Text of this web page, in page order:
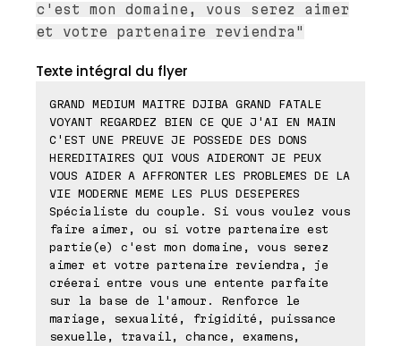
c'est mon domaine, vous serez aimer
et votre partenaire reviendra"
Texte intégral du flyer
GRAND MEDIUM MAITRE DJIBA GRAND FATALE
VOYANT REGARDEZ BIEN CE QUE J'AI EN MAIN
C'EST UNE PREUVE JE POSSEDE DES DONS
HEREDITAIRES QUI VOUS AIDERONT JE PEUX
VOUS AIDER A AFFRONTER LES PROBLEMES DE LA
VIE MODERNE MEME LES PLUS DESEPERES
Spécialiste du couple. Si vous voulez vous
faire aimer, ou si votre partenaire est
partie(e) c'est mon domaine, vous serez
aimer et votre partenaire reviendra, je
créerai entre vous une entente parfaite
sur la base de l'amour. Renforce le
mariage, sexualité, frigidité, puissance
sexuelle, travail, chance, examens,